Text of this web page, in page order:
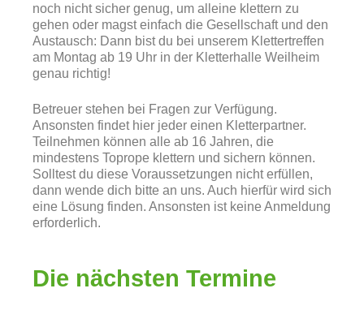
noch nicht sicher genug, um alleine klettern zu
gehen oder magst einfach die Gesellschaft und den
Austausch: Dann bist du bei unserem Klettertreffen
am Montag ab 19 Uhr in der Kletterhalle Weilheim
genau richtig!
Betreuer stehen bei Fragen zur Verfügung.
Ansonsten findet hier jeder einen Kletterpartner.
Teilnehmen können alle ab 16 Jahren, die
mindestens Toprope klettern und sichern können.
Solltest du diese Voraussetzungen nicht erfüllen,
dann wende dich bitte an uns. Auch hierfür wird sich
eine Lösung finden. Ansonsten ist keine Anmeldung
erforderlich.
Die nächsten Termine